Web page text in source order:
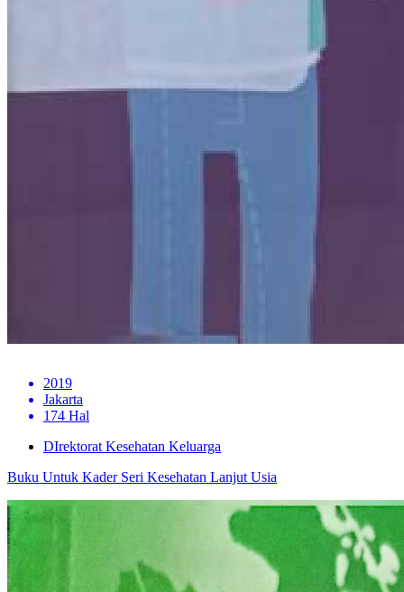
2019
Jakarta
174 Hal
DIrektorat Kesehatan Keluarga
Buku Untuk Kader Seri Kesehatan Lanjut Usia